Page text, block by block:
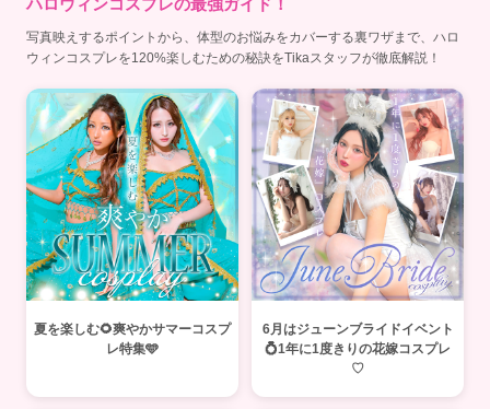
ハロウィンコスプレの最強ガイド！
写真映えするポイントから、体型のお悩みをカバーする裏ワザまで、ハロ
ウィンコスプレを120%楽しむための秘訣をTikaスタッフが徹底解説！
夏を楽しむ🌻爽やかサマーコスプ
レ特集🩵
6月はジューンブライドイベント
💍1年に1度きりの花嫁コスプレ
♡